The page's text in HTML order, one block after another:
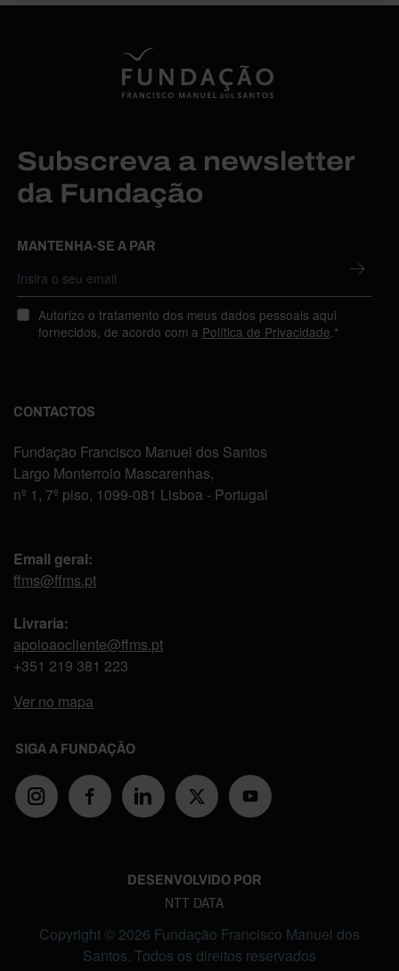
Subscreva a newsletter
da Fundação
MANTENHA-SE A PAR
Autorizo o tratamento dos meus dados pessoais aqui
fornecidos, de acordo com a Política de Privacidade .*
CONTACTOS
Fundação Francisco Manuel dos Santos
Largo Monterroio Mascarenhas,
nº 1, 7º piso, 1099-081 Lisboa - Portugal
Email geral:
ffms@ffms.pt
Livraria:
apoioaocliente@ffms.pt
+351 219 381 223
Ver no mapa
SIGA A FUNDAÇÃO
DESENVOLVIDO POR
NTT DATA
Copyright © 2026 Fundação Francisco Manuel dos
Santos. Todos os direitos reservados